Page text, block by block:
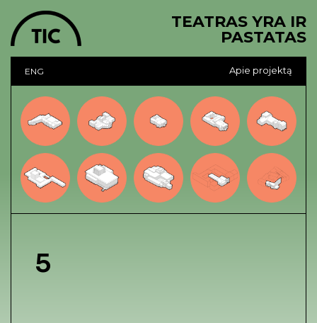
TEATRAS YRA IR
PASTATAS
Apie projektą
ENG
5